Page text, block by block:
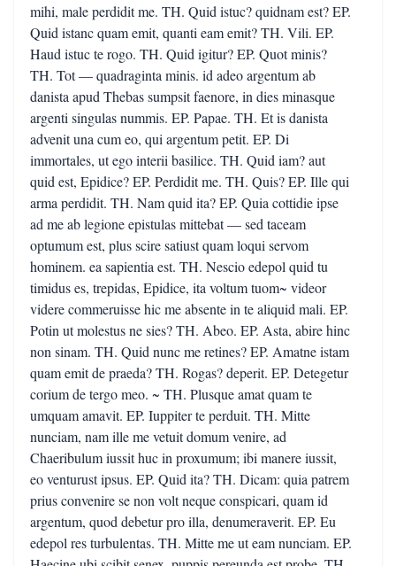
mihi, male perdidit me. TH. Quid istuc? quidnam est? EP.
Quid istanc quam emit, quanti eam emit? TH. Vili. EP.
Haud istuc te rogo. TH. Quid igitur? EP. Quot minis?
TH. Tot — quadraginta minis. id adeo argentum ab
danista apud Thebas sumpsit faenore, in dies minasque
argenti singulas nummis. EP. Papae. TH. Et is danista
advenit una cum eo, qui argentum petit. EP. Di
immortales, ut ego interii basilice. TH. Quid iam? aut
quid est, Epidice? EP. Perdidit me. TH. Quis? EP. Ille qui
arma perdidit. TH. Nam quid ita? EP. Quia cottidie ipse
ad me ab legione epistulas mittebat — sed taceam
optumum est, plus scire satiust quam loqui servom
hominem. ea sapientia est. TH. Nescio edepol quid tu
timidus es, trepidas, Epidice, ita voltum tuom~ videor
videre commeruisse hic me absente in te aliquid mali. EP.
Potin ut molestus ne sies? TH. Abeo. EP. Asta, abire hinc
non sinam. TH. Quid nunc me retines? EP. Amatne istam
quam emit de praeda? TH. Rogas? deperit. EP. Detegetur
corium de tergo meo. ~ TH. Plusque amat quam te
umquam amavit. EP. Iuppiter te perduit. TH. Mitte
nunciam, nam ille me vetuit domum venire, ad
Chaeribulum iussit huc in proxumum; ibi manere iussit,
eo venturust ipsus. EP. Quid ita? TH. Dicam: quia patrem
prius convenire se non volt neque conspicari, quam id
argentum, quod debetur pro illa, denumeraverit. EP. Eu
edepol res turbulentas. TH. Mitte me ut eam nunciam. EP.